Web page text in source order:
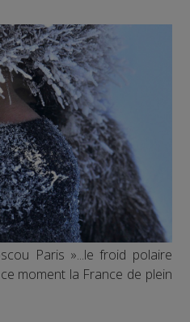
Paris »...le froid polaire
moment la France de plein